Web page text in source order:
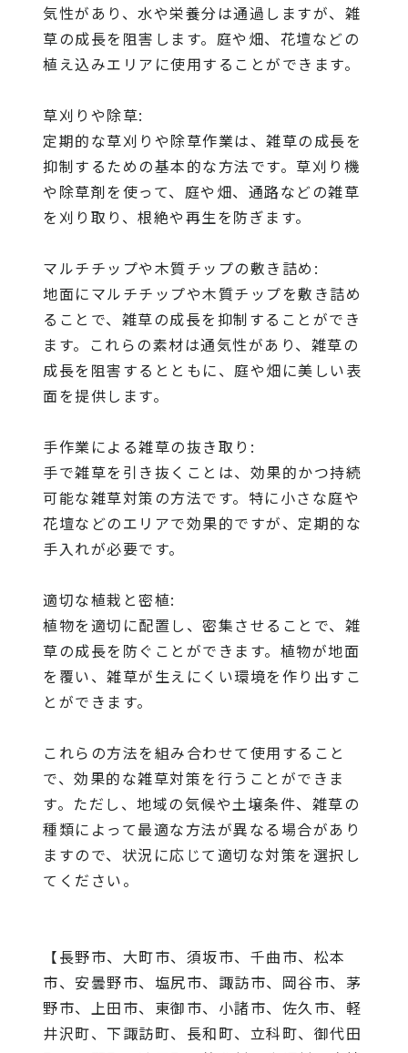
気性があり、水や栄養分は通過しますが、雑
草の成長を阻害します。庭や畑、花壇などの
植え込みエリアに使用することができます。
草刈りや除草:
定期的な草刈りや除草作業は、雑草の成長を
抑制するための基本的な方法です。草刈り機
や除草剤を使って、庭や畑、通路などの雑草
を刈り取り、根絶や再生を防ぎます。
マルチチップや木質チップの敷き詰め:
地面にマルチチップや木質チップを敷き詰め
ることで、雑草の成長を抑制することができ
ます。これらの素材は通気性があり、雑草の
成長を阻害するとともに、庭や畑に美しい表
面を提供します。
手作業による雑草の抜き取り:
手で雑草を引き抜くことは、効果的かつ持続
可能な雑草対策の方法です。特に小さな庭や
花壇などのエリアで効果的ですが、定期的な
手入れが必要です。
適切な植栽と密植:
植物を適切に配置し、密集させることで、雑
草の成長を防ぐことができます。植物が地面
を覆い、雑草が生えにくい環境を作り出すこ
とができます。
これらの方法を組み合わせて使用すること
で、効果的な雑草対策を行うことができま
す。ただし、地域の気候や土壌条件、雑草の
種類によって最適な方法が異なる場合があり
ますので、状況に応じて適切な対策を選択し
てください。
【長野市、大町市、須坂市、千曲市、松本
市、安曇野市、塩尻市、諏訪市、岡谷市、茅
野市、上田市、東御市、小諸市、佐久市、軽
井沢町、下諏訪町、長和町、立科町、御代田